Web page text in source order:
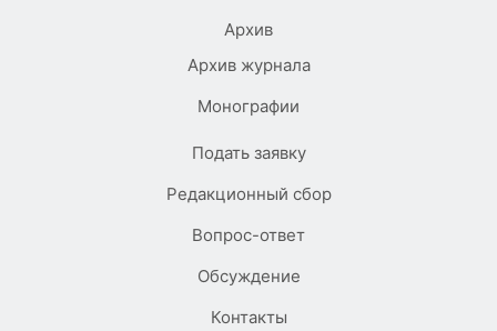
Архив
Архив журнала
Монографии
Подать заявку
Редакционный сбор
Вопрос-ответ
Обсуждение
Контакты